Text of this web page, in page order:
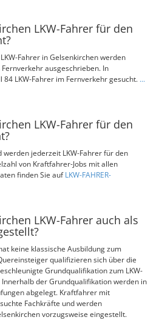
LKW-Fahrer für den
Fahrer in Gelsenkirchen werden
ausgeschrieben. In
LKW-Fahrer im Fernverkehr gesucht. ...
LKW-Fahrer für den
werden jederzeit LKW-Fahrer für den
von Kraftfahrer-Jobs mit allen
finden Sie aufLKW-FAHRER-
LKW-Fahrer auch als
keine klassische Ausbildung zum
qualifizieren sich über die
Grundqualifikation zum LKW-
der Grundqualifikation werden in
abgelegt. Kraftfahrer mit
Fachkräfte und werden
vorzugsweise eingestellt.